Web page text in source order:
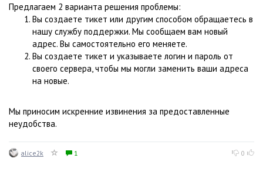
Предлагаем 2 варианта решения проблемы:
Вы создаете тикет или другим способом обращаетесь в
нашу службу поддержки. Мы сообщаем вам новый
адрес. Вы самостоятельно его меняете.
Вы создаете тикет и указываете логин и пароль от
своего сервера, чтобы мы могли заменить ваши адреса
на новые.
Мы приносим искренние извинения за предоставленные
неудобства.
alice2k 1 0